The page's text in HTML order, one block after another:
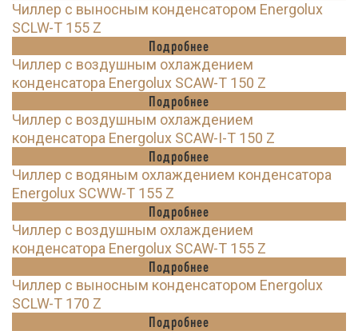
Чиллер с выносным конденсатором Energolux
SCLW-T 155 Z
Подробнее
Чиллер с воздушным охлаждением
конденсатора Energolux SCAW-T 150 Z
Подробнее
Чиллер с воздушным охлаждением
конденсатора Energolux SCAW-I-T 150 Z
Подробнее
Чиллер с водяным охлаждением конденсатора
Energolux SCWW-T 155 Z
Подробнее
Чиллер с воздушным охлаждением
конденсатора Energolux SCAW-T 155 Z
Подробнее
Чиллер с выносным конденсатором Energolux
SCLW-T 170 Z
Подробнее